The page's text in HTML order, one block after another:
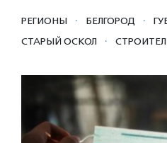
РЕГИОНЫ · БЕЛГОРОД ·
СТАРЫЙ ОСКОЛ ·